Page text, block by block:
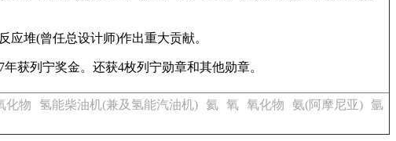
堆(曾任总设计师)作出重大贡献。
获列宁奖金。还获4枚列宁勋章和其他勋章。
化物 氢能柴油机(兼及氢能汽油机) 氦 氧 氧化物 氨(阿摩尼亚) 氩